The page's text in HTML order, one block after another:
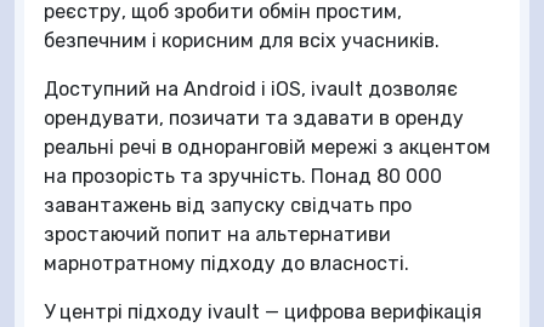
реєстру, щоб зробити обмін простим,
безпечним і корисним для всіх учасників.
Доступний на Android і iOS, ivault дозволяє
орендувати, позичати та здавати в оренду
реальні речі в одноранговій мережі з акцентом
на прозорість та зручність. Понад 80 000
завантажень від запуску свідчать про
зростаючий попит на альтернативи
марнотратному підходу до власності.
У центрі підходу ivault — цифрова верифікація